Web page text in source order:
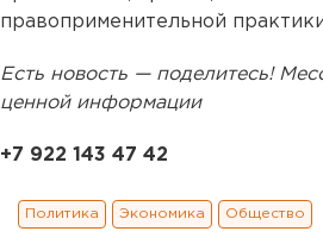
правоприменительной
Есть новость — поделитесь!
ценной информации
+7 922 143 47 42
Политика Экономика Общество